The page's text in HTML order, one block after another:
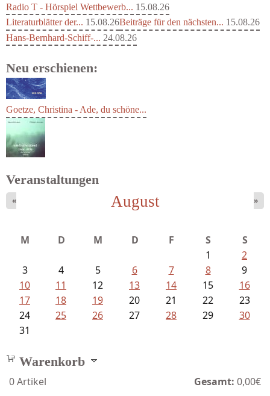
Radio T - Hörspiel Wettbewerb... 15.08.26
Literaturblätter der... 15.08.26Beiträge für den nächsten... 15.08.26
Hans-Bernhard-Schiff-... 24.08.26
Neu erschienen:
Schnabel, Sigune und Philipp L´...
Veranstaltungen
August
« »
M D M D F S
S
1
2
3
4 5 6 7 8
9
10
11 12 13 14 15
16
17
18 19 20 21 22
23
24
25 26 27 28 29
30
31
Warenkorb
0Artikel Gesamt: 0,00€